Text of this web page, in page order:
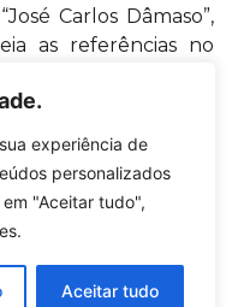
experiência de
personalizados
"Aceitar tudo",
Aceitar tudo
Carlos Dâmaso”,
as referências no
trabalho que tem
Finançor, em
de Gestão da
todo o empenho,
dos seus
de serviços de